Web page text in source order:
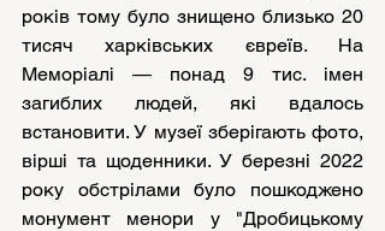
років тому було знищено близько 20
тисяч харківських євреїв. На
Меморіалі — понад 9 тис. імен
загиблих людей, які вдалось
встановити. У музеї зберігають фото,
вірші та щоденники. У березні 2022
року обстрілами було пошкоджено
монумент менори у "Дробицькому